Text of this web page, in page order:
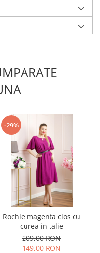
-29%
Rochie magenta clos cu
curea in talie
209,00 RON
149,00 RON